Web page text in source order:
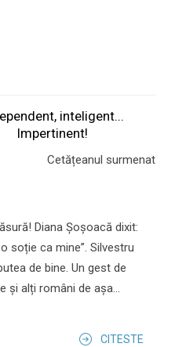
inteligent...
Impertinent!
Cetățeanul surmenat
Diana Șoșoacă dixit:
soție ca mine”. Silvestru
de bine. Un gest de
și alți români de așa...
CITESTE